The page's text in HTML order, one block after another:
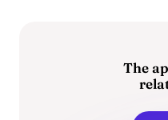
The